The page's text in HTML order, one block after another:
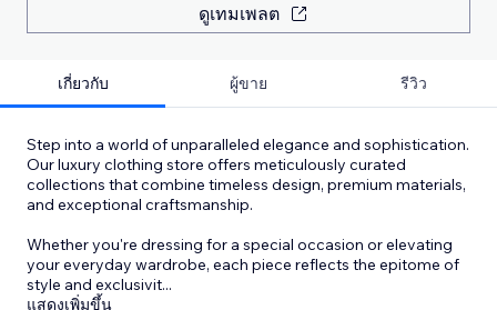
ดูเทมเพลต
เกี่ยวกับ ผู้ขาย รีวิว
Step into a world of unparalleled elegance and sophistication.
Our luxury clothing store offers meticulously curated
collections that combine timeless design, premium materials,
and exceptional craftsmanship.
Whether you're dressing for a special occasion or elevating
your everyday wardrobe, each piece reflects the epitome of
style and exclusivit...
แสดงเพิ่มขึ้น